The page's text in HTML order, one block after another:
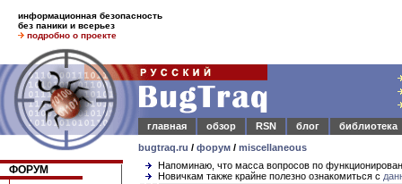
информационная безопасность
без паники и всерьез
подробно о проекте
главная обзор RSN блог
библиотека
bugtraq.ru / форум / miscellaneous
ФОРУМ
Напоминаю, что масса вопросов по
Новичкам также крайне полезно ознакомиться с